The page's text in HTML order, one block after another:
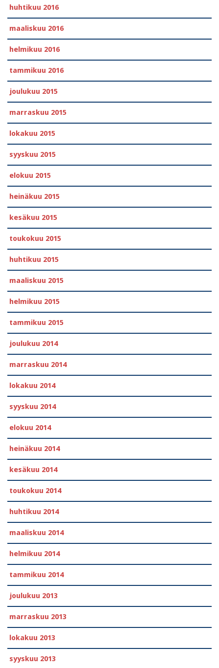
huhtikuu 2016
maaliskuu 2016
helmikuu 2016
tammikuu 2016
joulukuu 2015
marraskuu 2015
lokakuu 2015
syyskuu 2015
elokuu 2015
heinäkuu 2015
kesäkuu 2015
toukokuu 2015
huhtikuu 2015
maaliskuu 2015
helmikuu 2015
tammikuu 2015
joulukuu 2014
marraskuu 2014
lokakuu 2014
syyskuu 2014
elokuu 2014
heinäkuu 2014
kesäkuu 2014
toukokuu 2014
huhtikuu 2014
maaliskuu 2014
helmikuu 2014
tammikuu 2014
joulukuu 2013
marraskuu 2013
lokakuu 2013
syyskuu 2013